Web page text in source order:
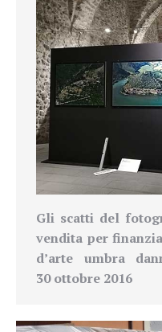
Gli scatti del
vendita per
d’arte umbra
30ottobre 2016